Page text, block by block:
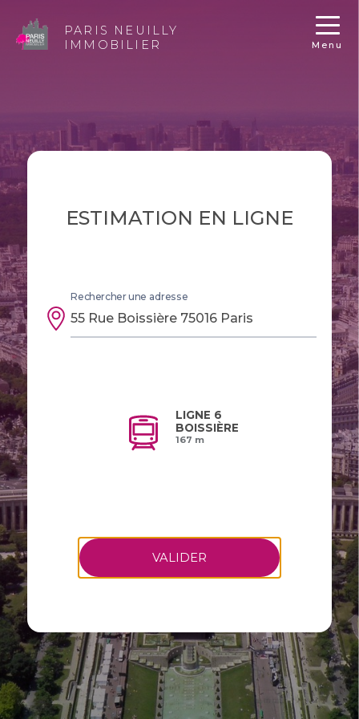
PARIS NEUILLY
IMMOBILIER
Menu
ESTIMATION EN LIGNE
Rechercher une adresse
LIGNE 6
BOISSIÈRE
167 m
VALIDER